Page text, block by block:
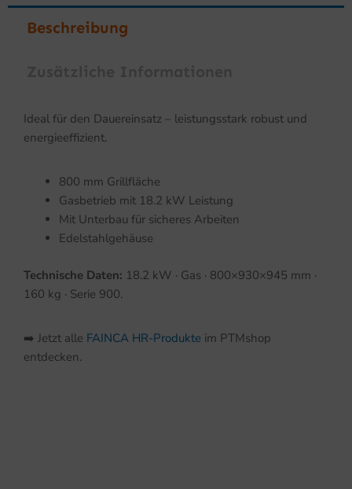
Beschreibung
Ideal für den Dauereinsatz – leistungsstark robust und
energieeffizient.
800 mm Grillfläche
Gasbetrieb mit 18.2 kW Leistung
Mit Unterbau für sicheres Arbeiten
Edelstahlgehäuse
Technische Daten: 18.2 kW · Gas · 800×930×945 mm ·
160 kg · Serie 900.
➡️ Jetzt alle FAINCA HR-Produkte im PTMshop
entdecken.